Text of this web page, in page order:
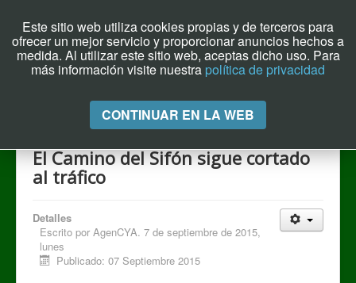
Archivo el Puente de Hoy
Cambiar
navegación
El Camino del Sifón sigue cortado
al tráfico
Detalles
Escrito por AgenCYA. 7 de septiembre de 2015,
lunes
Publicado: 07 Septiembre 2015
Este sitio web utiliza cookies propias y de terceros para
ofrecer un mejor servicio y proporcionar anuncios hechos a
medida. Al utilizar este sitio web, aceptas dicho uso. Para
más información visite nuestra política de privacidad
CONTINUAR EN LA WEB